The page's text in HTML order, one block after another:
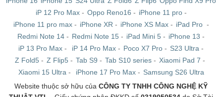
iP 12 Pro Max- Oppo Reno16 - iPhone 11 pro-
iPhone 11 pro max- iPhone XR - iPhone XS Max- iPad Pro -
Redmi Note 14 - Redmi Note 15 - iPad Mini 5 - iPhone 13 -
iP 13 Pro Max - iP 14 Pro Max - Poco X7 Pro - S23 Ultra -
Z Fold5 - Z Flip5 - Tab S9 - Tab S10 series - Xiaomi Pad 7 -
Xiaomi 15 Ultra - iPhone 17 Pro Max- Samsung S26 Ultra
Website thuộc sở hữu của CÔNG TY TNHH CÔNG NGHỆ KỸ